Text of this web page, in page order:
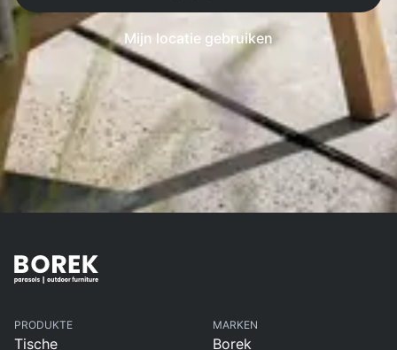
Mijn locatie gebruiken
PRODUKTE
Tische
MARKEN
Borek